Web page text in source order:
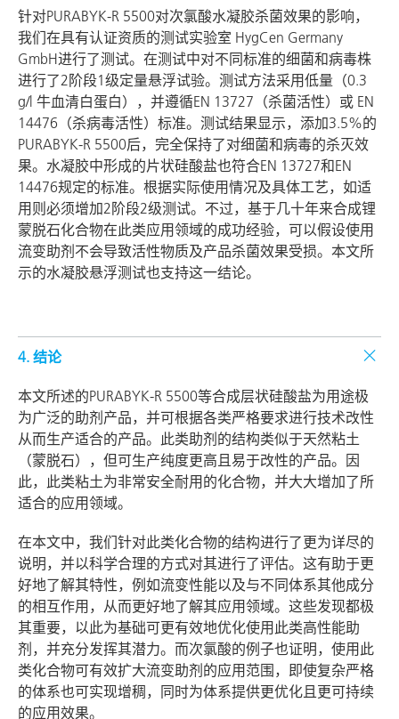
针对PURABYK-R 5500对次氯酸水凝胶杀菌效果的影响，
我们在具有认证资质的测试实验室 HygCen Germany
GmbH进行了测试。在测试中对不同标准的细菌和病毒株
进行了2阶段1级定量悬浮试验。测试方法采用低量（0.3
g/l 牛血清白蛋白），并遵循EN 13727（杀菌活性）或 EN
14476（杀病毒活性）标准。测试结果显示，添加3.5%的
PURABYK-R 5500后，完全保持了对细菌和病毒的杀灭效
果。水凝胶中形成的片状硅酸盐也符合EN 13727和EN
14476规定的标准。根据实际使用情况及具体工艺，如适
用则必须增加2阶段2级测试。不过，基于几十年来合成锂
蒙脱石化合物在此类应用领域的成功经验，可以假设使用
流变助剂不会导致活性物质及产品杀菌效果受损。本文所
示的水凝胶悬浮测试也支持这一结论。
4. 结论
本文所述的PURABYK-R 5500等合成层状硅酸盐为用途极
为广泛的助剂产品，并可根据各类严格要求进行技术改性
从而生产适合的产品。此类助剂的结构类似于天然粘土
（蒙脱石），但可生产纯度更高且易于改性的产品。因
此，此类粘土为非常安全耐用的化合物，并大大增加了所
适合的应用领域。
在本文中，我们针对此类化合物的结构进行了更为详尽的
说明，并以科学合理的方式对其进行了评估。这有助于更
好地了解其特性，例如流变性能以及与不同体系其他成分
的相互作用，从而更好地了解其应用领域。这些发现都极
其重要，以此为基础可更有效地优化使用此类高性能助
剂，并充分发挥其潜力。而次氯酸的例子也证明，使用此
类化合物可有效扩大流变助剂的应用范围，即使复杂严格
的体系也可实现增稠，同时为体系提供更优化且更可持续
的应用效果。